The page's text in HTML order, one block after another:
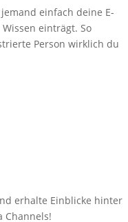
einfach deine E-
einträgt. So
Person wirklich du
erhalte Einblicke hinter
Channels!